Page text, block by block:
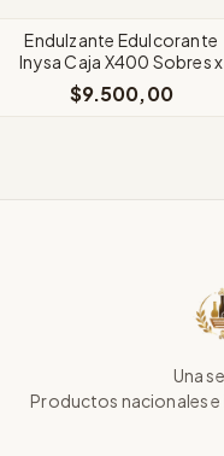
Endulzante Edulcorante
Inysa Caja X400 Sobres x
0,8Grms
$9.500,00
Una
Productos nacionales